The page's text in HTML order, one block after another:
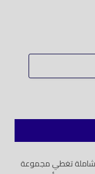
شاملة تغطي مجموعة